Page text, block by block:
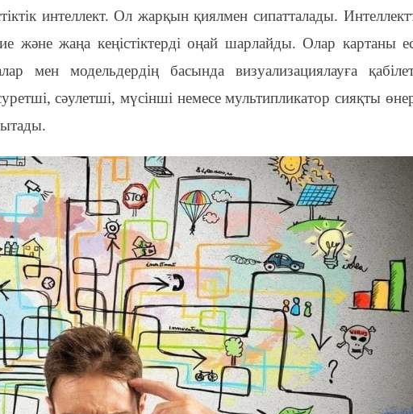
интеллект. Ол жарқын қиялмен сипатталады.
және жаңа кеңістіктерді оңай шарлайды. Олар картаны
мен модельдердің басында визуализациялауға
сәулетші, мүсінші немесе мультипликатор сияқты